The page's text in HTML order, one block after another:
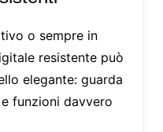
o sempre in
resistente può
elegante: guarda
funzioni davvero